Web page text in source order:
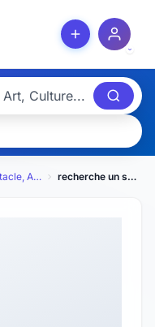
Spectacle, Art, Culture recherche un stage dans l